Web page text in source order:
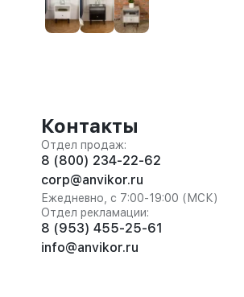
Контакты
Отдел продаж:
8 (800) 234-22-62
corp@anvikor.ru
Ежедневно, с 7:00-19:00 (МСК)
Отдел рекламации:
8 (953) 455-25-61
info@anvikor.ru